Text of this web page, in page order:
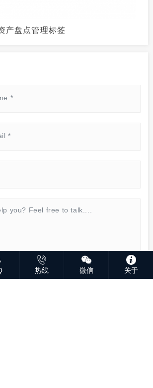
产盘点管理标签
热线 微信 关于